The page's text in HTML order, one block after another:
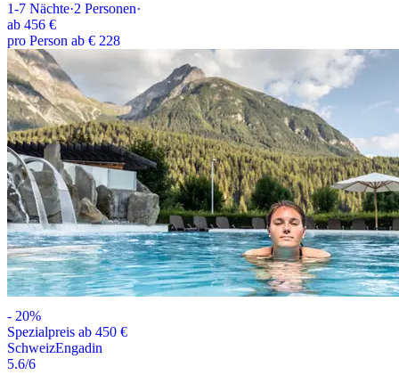
1-7 Nächte·2 Personen·
ab 456 €
pro Person ab € 228
- 20%
Spezialpreis ab 450 €
SchweizEngadin
5.6/6